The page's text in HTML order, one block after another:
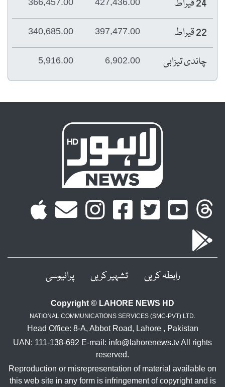
427,436.00
366,457.00
397,477.00
340,685.00
6,902.00
5,916.00
تشہیر کریں پرائیوسی
Copyright © LAHORE NEWS
NATIONAL COMMUNICATIONS SERVICES
Head Office: 8-A, Abbot Road, Lahore
UAN: 111-138-692 E-mail:
Reproduction or misrepresentation of
this web site in any form is infringement of